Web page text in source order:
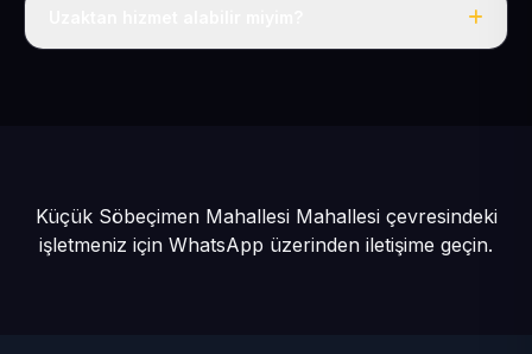
Küçük Söbeçimen Mahallesi Mahallesi çevresindeki
işletmeniz için WhatsApp üzerinden iletişime geçin.